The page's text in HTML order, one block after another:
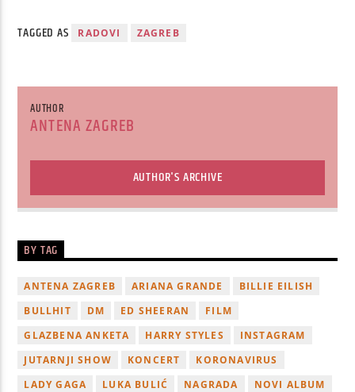
TAGGED AS RADOVI ZAGREB
AUTHOR
ANTENA ZAGREB
AUTHOR'S ARCHIVE
BY TAG
ANTENA ZAGREB ARIANA GRANDE
BILLIE EILISH
BULLHIT
DM ED SHEERAN
FILM
GLAZBENA ANKETA
HARRY STYLES
INSTAGRAM
JUTARNJI SHOW
KONCERT
KORONAVIRUS
LADY GAGA
LUKA BULIĆ NAGRADA
NOVI ALBUM